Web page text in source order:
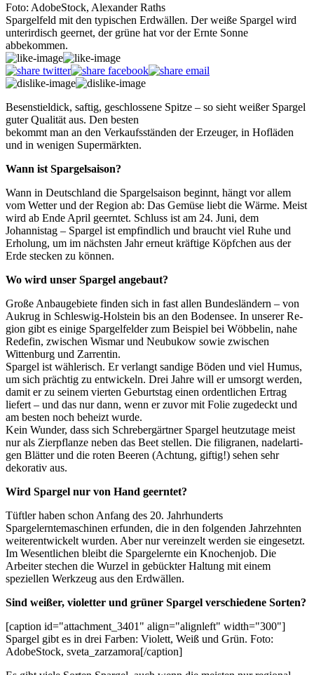
Foto: AdobeStock, Alexander Raths
Spargelfeld mit den typischen Erdwällen. Der weiße Spargel wird
unterirdisch geernet, der grüne hat vor der Ernte Sonne
abbekommen.
Besenstieldick, saftig, geschlossene Spitze – so sieht weißer Spargel
guter Qualität aus. Den besten
bekommt man an den Verkaufsständen der Erzeuger, in Hofläden
und in wenigen Supermärkten.
Wann ist Spargelsaison?
Wann in Deutschland die Spargelsaison beginnt, hängt vor allem
vom Wetter und der Region ab: Das Gemüse liebt die Wärme. Meist
wird ab Ende April geerntet. Schluss ist am 24. Juni, dem
Johannistag – Spargel ist empfindlich und braucht viel Ruhe und
Erholung, um im nächsten Jahr erneut kräftige Köpfchen aus der
Erde stecken zu können.
Wo wird unser Spargel angebaut?
Große Anbaugebiete finden sich in fast allen Bundesländern – von
Aukrug in Schleswig-Holstein bis an den Bodensee. In unserer Re­
gion gibt es einige Spargelfelder zum Beispiel bei Wöbbelin, nahe
Redefin, zwischen Wismar und Neubukow sowie zwischen
Wittenburg und Zarrentin.
Spargel ist wählerisch. Er verlangt sandige Böden und viel Humus,
um sich prächtig zu entwickeln. Drei Jahre will er umsorgt werden,
damit er zu seinem vierten Geburtstag einen ordentlichen Ertrag
liefert – und das nur dann, wenn er zuvor mit Folie zugedeckt und
am besten noch beheizt wurde.
Kein Wunder, dass sich Schrebergärtner Spargel heutzutage meist
nur als Zierpflanze neben das Beet stellen. Die filigranen, nadelarti­
gen Blätter und die roten Beeren (Achtung, giftig!) sehen sehr
dekorativ aus.
Wird Spargel nur von Hand geerntet?
Tüftler haben schon Anfang des 20. Jahrhunderts
Spargelerntemaschinen erfunden, die in den folgenden Jahrzehnten
weiterent­wickelt wurden. Aber nur vereinzelt werden sie eingesetzt.
Im Wesentlichen bleibt die Spargelernte ein Knochenjob. Die
Arbeiter stechen die Wurzel in gebückter Haltung mit einem
speziellen Werkzeug aus den Erdwällen.
Sind weißer, violetter und grüner Spargel verschiedene Sorten?
[caption id="attachment_3401" align="alignleft" width="300"]
Spargel gibt es in drei Farben: Violett, Weiß und Grün. Foto:
AdobeStock, sveta_zarzamora[/caption]